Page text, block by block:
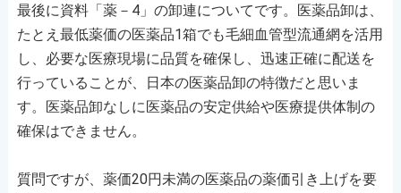
最後に資料「薬－4」の卸連についてです。医薬品卸は、
たとえ最低薬価の医薬品1箱でも毛細血管型流通網を活用
し、必要な医療現場に品質を確保し、迅速正確に配送を
行っていることが、日本の医薬品卸の特徴だと思いま
す。医薬品卸なしに医薬品の安定供給や医療提供体制の
確保はできません。
質問ですが、薬価20円未満の医薬品の薬価引き上げを要